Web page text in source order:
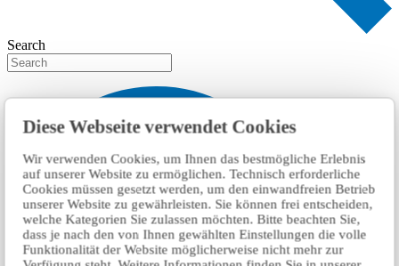
Diese Webseite verwendet Cookies
Wir verwenden Cookies, um Ihnen das bestmögliche Erlebnis
auf unserer Website zu ermöglichen. Technisch erforderliche
Cookies müssen gesetzt werden, um den einwandfreien Betrieb
unserer Website zu gewährleisten. Sie können frei entscheiden,
welche Kategorien Sie zulassen möchten. Bitte beachten Sie,
dass je nach den von Ihnen gewählten Einstellungen die volle
Funktionalität der Website möglicherweise nicht mehr zur
Search